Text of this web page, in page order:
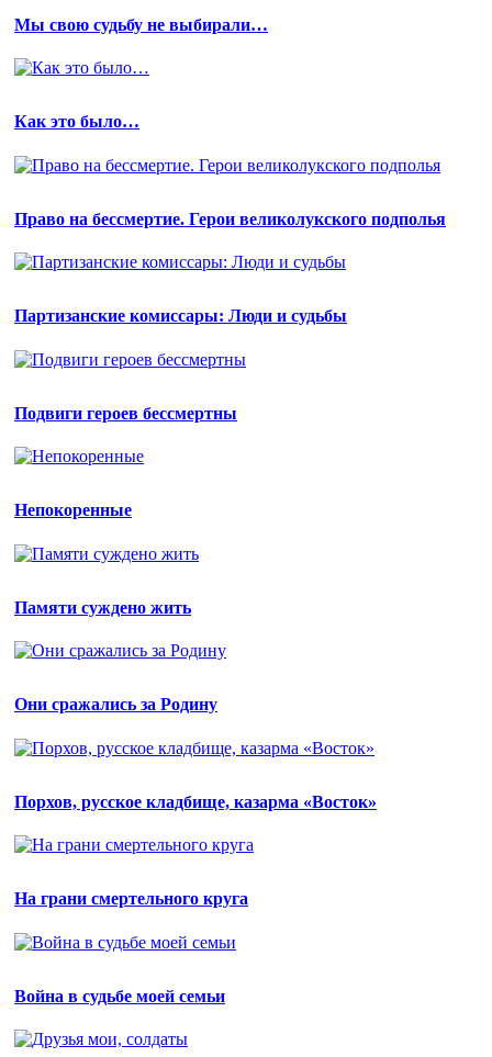
Мы свою судьбу не выбирали…
Как это было…
Право на бессмертие. Герои великолукского подполья
Партизанские комиссары: Люди и судьбы
Подвиги героев бессмертны
Непокоренные
Памяти суждено жить
Они сражались за Родину
Порхов, русское кладбище, казарма «Восток»
На грани смертельного круга
Война в судьбе моей семьи